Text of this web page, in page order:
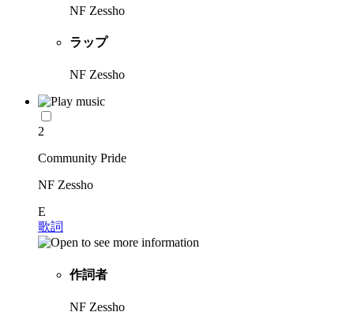
NF Zessho
ラップ
NF Zessho
2
Community Pride
NF Zessho
E
歌詞
作詞者
NF Zessho